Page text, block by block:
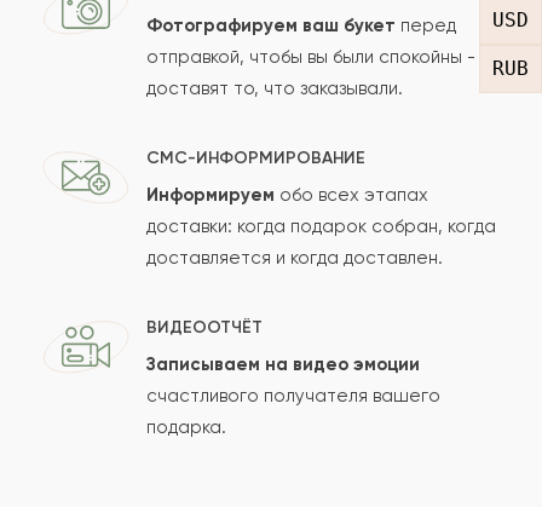
USD
RUB
Сколько будет
Отзыв будет опубликован после проверки.
Проверяем на спам.
Фотографируем ваш букет перед
отправкой, чтобы вы были спокойны -
доставят то, что заказывали.
СМС-ИНФОРМИРОВАНИЕ
Информируем обо всех этапах
доставки: когда подарок собран, когда
доставляется и когда доставлен.
ВИДЕООТЧЁТ
Записываем на видео эмоции
счастливого получателя вашего
подарка.